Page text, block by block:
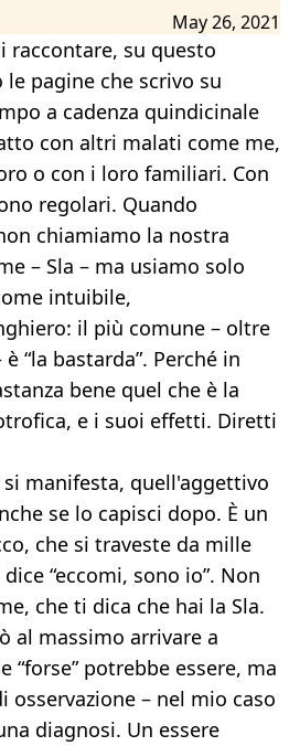
May 26, 2021
raccontare, su questo
pagine che scrivo su
a cadenza quindicinale
con altri malati come me,
o con i loro familiari. Con
regolari. Quando
chiamiamo la nostra
– Sla – ma usiamo solo
intuibile,
il più comune – oltre
“la bastarda”. Perché in
bene quel che è la
e i suoi effetti. Diretti
manifesta, quell'aggettivo
se lo capisci dopo. È un
che si traveste da mille
“eccomi, sono io”. Non
che ti dica che hai la Sla.
al massimo arrivare a
“forse” potrebbe essere, ma
osservazione – nel mio caso
diagnosi. Un essere